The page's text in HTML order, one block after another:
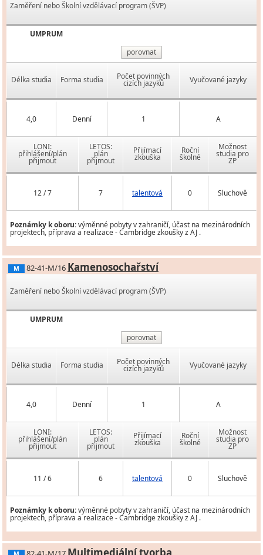
Zaměření nebo Školní vzdělávací program (ŠVP)
UMPRUM
porovnat
Délka studia Forma studia Počet povinných
cizích jazyků Vyučované jazyky
4,0 Denní 1 A
LONI:
přihlášení/plán
přijmout
LETOS:
plán
přijmout
Přijímací
zkouška
Roční
školné
Možnost
studia pro
ZP
12 / 7 7 talentová 0 Sluchově
Poznámky k oboru:výměnné pobyty v zahraničí, účast na mezinárodních
projektech, příprava a realizace - Cambridge zkoušky z AJ .
M 82-41-M/16 Kamenosochařství
Zaměření nebo Školní vzdělávací program (ŠVP)
UMPRUM
porovnat
Délka studia Forma studia Počet povinných
cizích jazyků Vyučované jazyky
4,0 Denní 1 A
LONI:
přihlášení/plán
přijmout
LETOS:
plán
přijmout
Přijímací
zkouška
Roční
školné
Možnost
studia pro
ZP
11 / 6 6 talentová 0 Sluchově
Poznámky k oboru:výměnné pobyty v zahraničí, účast na mezinárodních
projektech, příprava a realizace - Cambridge zkoušky z AJ .